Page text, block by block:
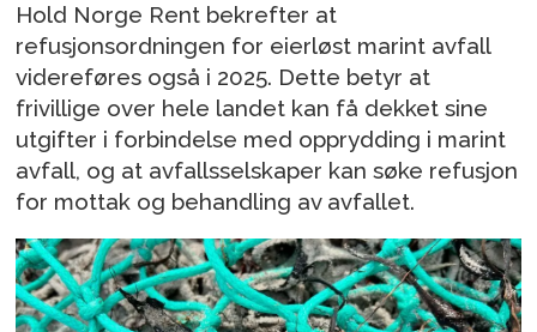
Hold Norge Rent bekrefter at
refusjonsordningen for eierløst marint avfall
videreføres også i 2025. Dette betyr at
frivillige over hele landet kan få dekket sine
utgifter i forbindelse med opprydding i marint
avfall, og at avfallsselskaper kan søke refusjon
for mottak og behandling av avfallet.